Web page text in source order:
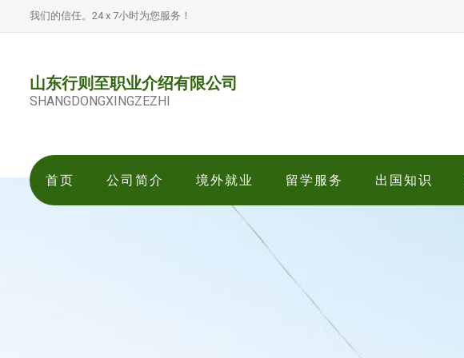
我们的信任。24 x 7小时为您服务！
山东行则至职业介绍有限公司
SHANGDONGXINGZEZHI
首页 公司简介 境外就业 留学服务 出国知识